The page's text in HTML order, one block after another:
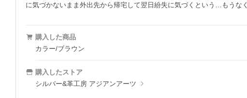
購入した商品
カラー/ブラウン
購入したストア
シルバー&革工房 アジアンアーツ